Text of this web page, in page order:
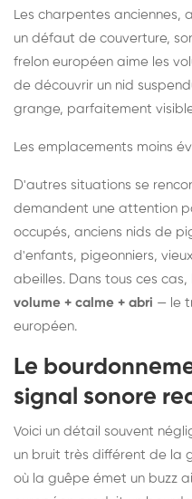
Les charpentes anciennes,
un défaut de couverture,
frelon européen aime les
de découvrir un nid
grange, parfaitement
Les emplacements moins
D'autres situations se
demandent une attention
occupés, anciens nids de
d'enfants, pigeonniers,
abeilles. Dans tous ces
volume + calme + abri — le
européen.
Le
signal sonore
Voici un détail souvent
un bruit très différent de la
où la guêpe émet un buzz